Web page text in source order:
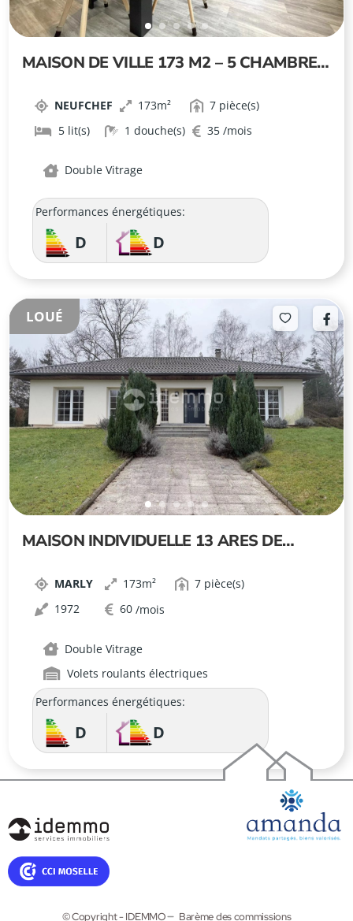
MAISON DE VILLE 173 M2 – 5 CHAMBRES
NEUFCHEF 173
7
5
1 35
Double Vitrage
Performances énergétiques:
D D
LOUÉ
MAISON INDIVIDUELLE 13 ARES DE
MARLY 173
7
1972
60
Double Vitrage
Volets roulants électriques
Performances énergétiques:
D D
© Copyright - IDEMMO Barème des commissions